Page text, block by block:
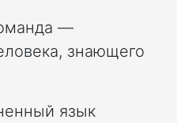
—
знающего
язык